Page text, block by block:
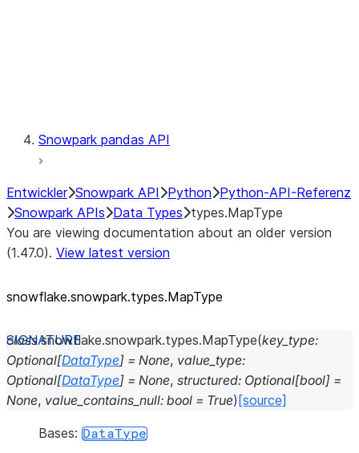
Snowpark pandas API
Entwickler Snowpark API Python Python-API-Referenz
Snowpark APIs Data Types types.MapType
You are viewing documentation about an older version
(1.47.0). View latest version
snowflake.snowpark.types.MapType
class snowflake.snowpark.types.MapType(key_type:
Optional[DataType] = None, value_type:
Optional[DataType] = None, structured: Optional[bool] =
None, value_contains_null: bool = True) [source]
Bases: DataType